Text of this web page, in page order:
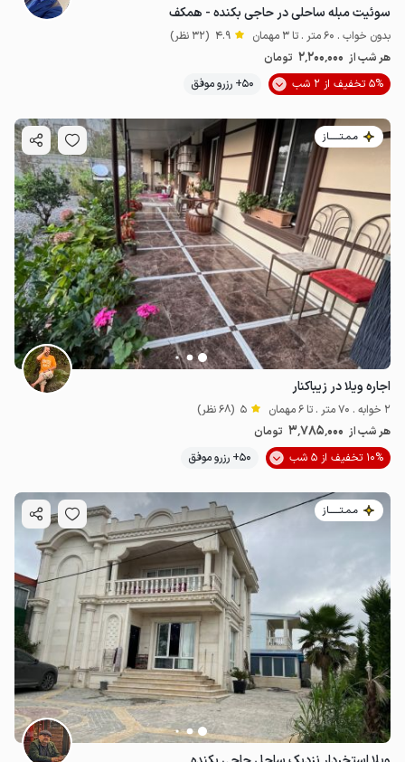
سوئیت مبله ساحلی در حاجی بکنده - همکف
بدون خواب . 60 متر . تا 3 مهمان 4.9 (32 نظر)
هر شب از 2٬200٬000 تومان
5% تخفیف از 2 شب
50+ رزرو موفق
مـمـتــــــاز
اجاره ویلا در زیباکنار
2 خوابه . 70 متر . تا 6 مهمان 5 (68 نظر)
هر شب از 3٬785٬000 تومان
10% تخفیف از 5 شب
50+ رزرو موفق
مـمـتــــــاز